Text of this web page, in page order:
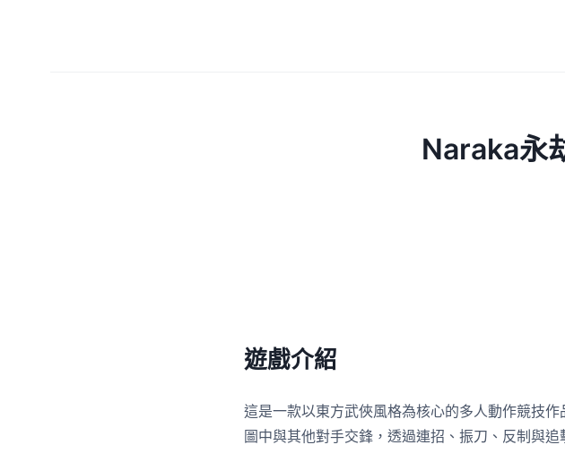
Naraka永
遊戲介紹
這是一款以東方武俠風格為核心的多人動作競技
圖中與其他對手交鋒，透過連招、振刀、反制與